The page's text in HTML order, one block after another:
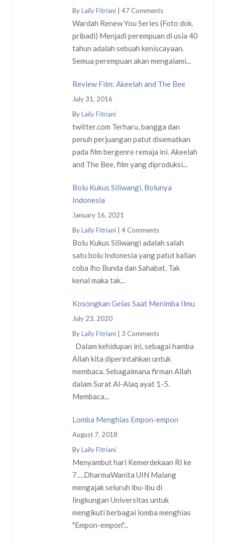
ByLaily Fitriani| 47 Comments
Wardah Renew You Series (Foto dok.
pribadi) Menjadi perempuan di usia 40
tahun adalah sebuah keniscayaan.
Semua perempuan akan mengalami...
Review Film: Akeelah and The Bee
July 31, 2016
ByLaily Fitriani
twitter.com Terharu, bangga dan
penuh perjuangan patut disematkan
pada film bergenre remaja ini. Akeelah
and The Bee, film yang diproduksi...
Bolu Kukus Siliwangi, Bolunya
Indonesia
January 16, 2021
ByLaily Fitriani| 4 Comments
Bolu Kukus Siliwangi adalah salah
satu bolu Indonesia yang patut kalian
coba lho Bunda dan Sahabat. Tak
kenal maka tak...
Kosongkan Gelas Saat Menimba Ilmu
July 23, 2020
ByLaily Fitriani| 3 Comments
Dalam kehidupan ini, sebagai hamba
Allah kita diperintahkan untuk
membaca. Sebagaimana firman Allah
dalam Surat Al-Alaq ayat 1-5.
Membaca...
Lomba Menghias Empon-empon
August 7, 2018
ByLaily Fitriani
Menyambut hari Kemerdekaan RI ke
7….DharmaWanita UIN Malang
mengajak seluruh ibu-ibu di
lingkungan Universitas untuk
mengikuti berbagai lomba menghias
"Empon-empon"...